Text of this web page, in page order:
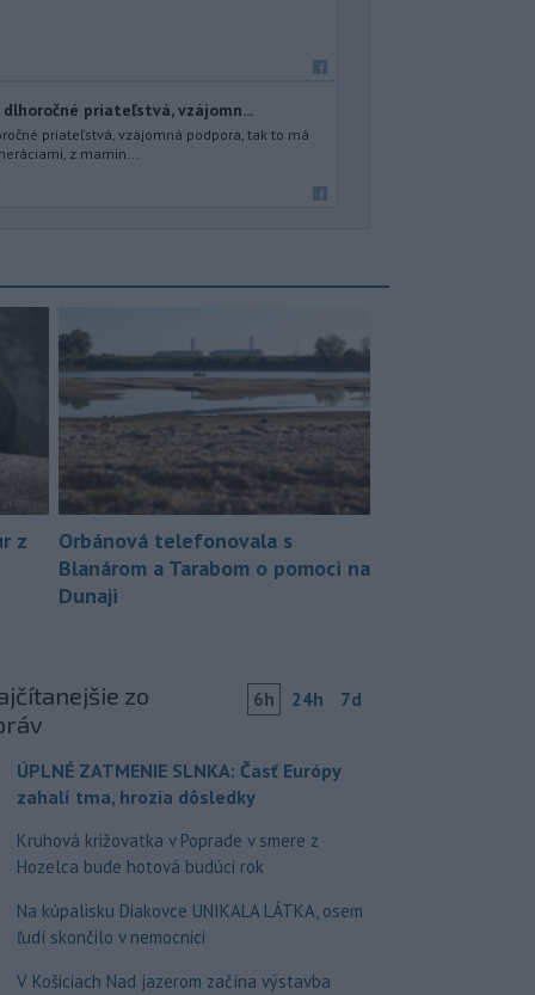
priateľstvá, vzájomn...
priateľstvá, vzájomná podpora, tak to má
z mamin...
z
Orbánová telefonovala s
Blanárom a Tarabom o pomoci na
Dunaji
zo
6h 24h 7d
ÚPLNÉ ZATMENIE SLNKA: Časť Európy
zahalí tma, hrozia dôsledky
Kruhová križovatka v Poprade v smere z
Hozelca bude hotová budúci rok
Na kúpalisku Diakovce UNIKALA LÁTKA, osem
ľudí skončilo v nemocnici
V Košiciach Nad jazerom začína výstavba